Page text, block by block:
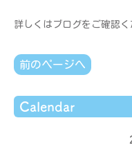
詳しくはブログをご確認
前のページへ
Calendar